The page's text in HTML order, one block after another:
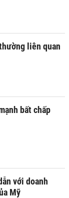
liên quan
bất chấp
với doanh
Mỹ